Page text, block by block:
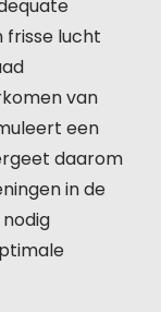
frisse lucht
van
een
daarom
in de